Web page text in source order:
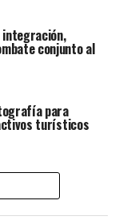
integración,
conjunto al
para
turísticos